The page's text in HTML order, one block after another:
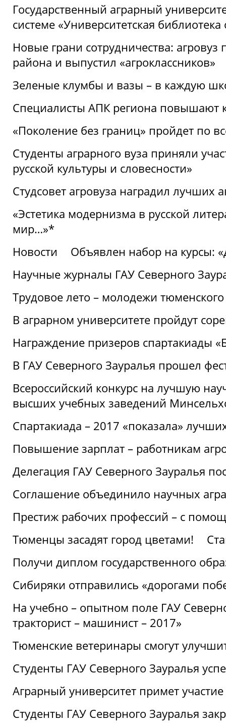
Государственный аграрный
системе «Университетская
Новые грани сотрудничества:
района и выпустил «агроклассников»
Зеленые клумбы и вазы – в каждую
Специалисты АПК региона повышают
«Поколение без границ» пройдет по
Студенты аграрного вуза приняли
русской культуры и словесности»
Студсовет агровуза наградил лучших
«Эстетика модернизма в русской
мир…»*
Новости
Объявлен набор на курсы:
Научные журналы ГАУ Северного
Трудовое лето – молодежи
В аграрном университете пройдут
Награждение призеров спартакиады
В ГАУ Северного Зауралья прошел
Всероссийский конкурс на лучшую
высших учебных заведений
Спартакиада – 2017 «показала»
Повышение зарплат – работникам
Делегация ГАУ Северного Зауралья
Соглашение объединило научных
Престиж рабочих профессий – с
Тюменцы засадят город цветами!
Получи диплом государственного
Сибиряки отправились «дорогами
На учебно – опытном поле ГАУ
тракторист – машинист – 2017»
Тюменские ветеринары смогут
Студенты ГАУ Северного Зауралья
Аграрный университет примет
Студенты ГАУ Северного Зауралья